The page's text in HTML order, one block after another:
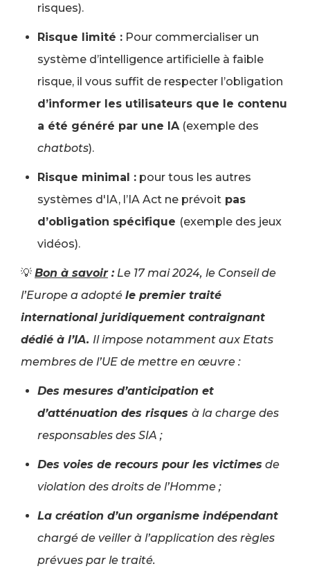
risques).
Risque limité : Pour commercialiser un
système d’intelligence artificielle à faible
risque, il vous suffit de respecter l’obligation
d’informer les utilisateurs que le contenu
a été généré par une IA (exemple des
chatbots).
Risque minimal : pour tous les autres
systèmes d'IA, l’IA Act ne prévoit pas
d’obligation spécifique (exemple des jeux
vidéos).
💡 Bon à savoir:Le 17 mai 2024, le Conseil de
l’Europe a adopté le premier traité
international juridiquement contraignant
dédié à l’IA. Il impose notamment aux Etats
membres de l’UE de mettre en œuvre :
Des mesures d’anticipation et
d’atténuation des risques à la charge des
responsables des SIA ;
Des voies de recours pour les victimes de
violation des droits de l’Homme ;
La création d’un organisme indépendant
chargé de veiller à l’application des règles
prévues par le traité.